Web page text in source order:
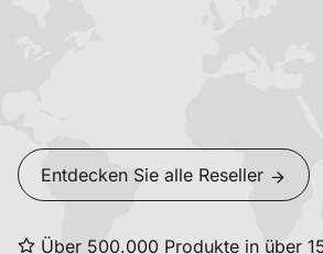
Entdecken Sie alle Reseller
Über 500.000 Produkte in über